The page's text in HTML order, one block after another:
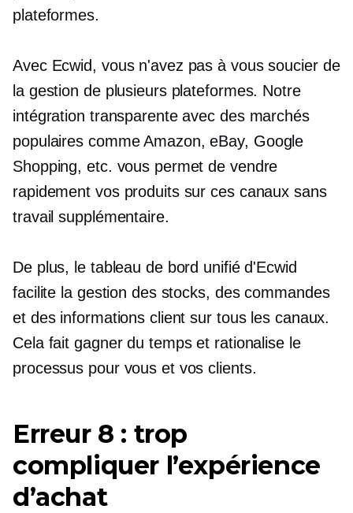
plateformes.
Avec Ecwid, vous n'avez pas à vous soucier de
la gestion de plusieurs plateformes. Notre
intégration transparente avec des marchés
populaires comme Amazon, eBay, Google
Shopping, etc. vous permet de vendre
rapidement vos produits sur ces canaux sans
travail supplémentaire.
De plus, le tableau de bord unifié d'Ecwid
facilite la gestion des stocks, des commandes
et des informations client sur tous les canaux.
Cela fait gagner du temps et rationalise le
processus pour vous et vos clients.
Erreur 8 : trop
compliquer l’expérience
d’achat